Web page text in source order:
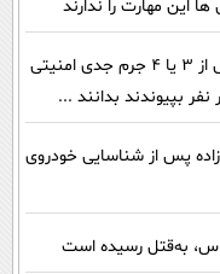
این مهارت را ندارند
گفته‌های یک روحانی تندرو و ردپای بیش از ۳ یا ۴ جرم جدی امنیتی
پس از شناسایی خودروی
به‌قتل رسیده است